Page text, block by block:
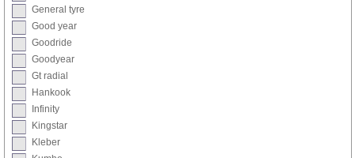
General tyre
Good year
Goodride
Goodyear
Gt radial
Hankook
Infinity
Kingstar
Kleber